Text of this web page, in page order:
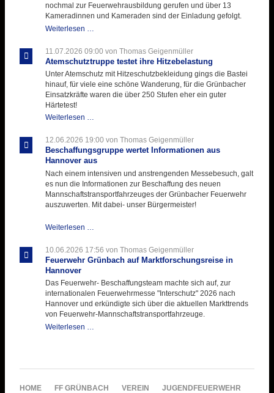
nochmal zur Feuerwehrausbildung gerufen und über 13
Kameradinnen und Kameraden sind der Einladung gefolgt.
Weiterlesen …
für
der
Kirmes
mit
zukunftsweisender
11.07.2026 09:00 von Thomas Geigenmüller
Atemschutztruppe testet ihre Hitzebelastung
Unter Atemschutz mit Hitzeschutzbekleidung gings die Bastei
hinauf, für viele eine schöne Wanderung, für die Grünbacher
Einsatzkräfte waren die über 250 Stufen eher ein guter
Härtetest!
Weiterlesen …
ihre
Hitzebelastung
12.06.2026 19:00 von Thomas Geigenmüller
Beschaffungsgruppe wertet Informationen aus
Hannover aus
Nach einem intensiven und anstrengenden Messebesuch, galt
es nun die Informationen zur Beschaffung des neuen
Mannschaftstransportfahrzeuges der Grünbacher Feuerwehr
auszuwerten. Mit dabei- unser Bürgermeister!
Weiterlesen …
Informationen
aus
aus
10.06.2026 17:56 von Thomas Geigenmüller
Feuerwehr Grünbach auf Marktforschungsreise in
Hannover
Das Feuerwehr- Beschaffungsteam machte sich auf, zur
internationalen Feuerwehrmesse "Interschutz" 2026 nach
Hannover und erkündigte sich über die aktuellen Markttrends
von Feuerwehr-Mannschaftstransportfahrzeuge.
Weiterlesen …
in
NAVIGATION
HOME FF GRÜNBACH VEREIN JUGENDFEUERWEHR